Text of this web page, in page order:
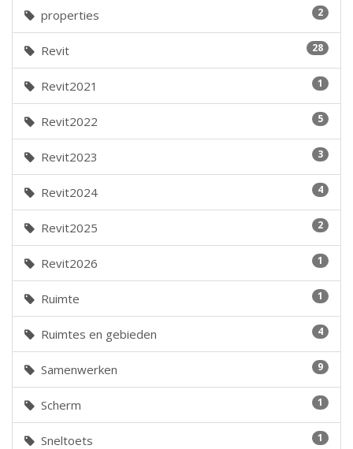
2
properties
28
Revit
1
Revit2021
5
Revit2022
3
Revit2023
4
Revit2024
2
Revit2025
1
Revit2026
1
Ruimte
4
Ruimtes en gebieden
9
Samenwerken
1
Scherm
1
Sneltoets